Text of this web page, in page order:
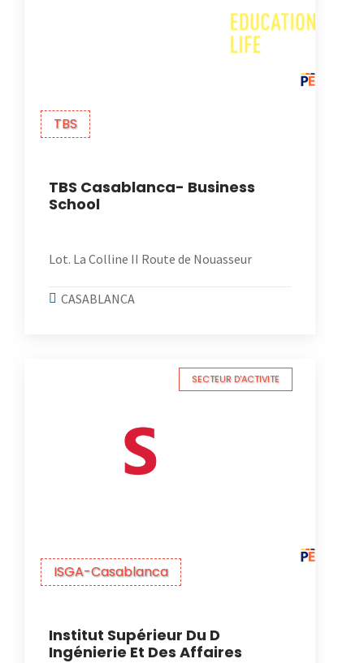
TBS
TBS Casablanca- Business
School
Lot. La Colline II Route de Nouasseur
CASABLANCA
ISGA-Casablanca
SECTEUR D'ACTIVITE
Institut Supérieur Du D
Ingénierie Et Des Affaires